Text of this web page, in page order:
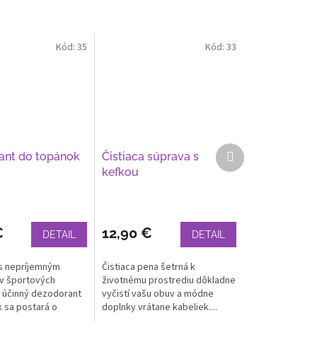
do topánok
DETAIL
nepríjemným
športových
dezodorant
sa postará o
Kód:35
Čistiaca súprava s
kefkou
12,90 € DETAIL
Čistiaca pena šetrná k
životnému prostrediu dôkladne
vyčistí vašu obuv a módne
doplnky vrátane kabeliek....
Kód: 33
Ďalší
produkt